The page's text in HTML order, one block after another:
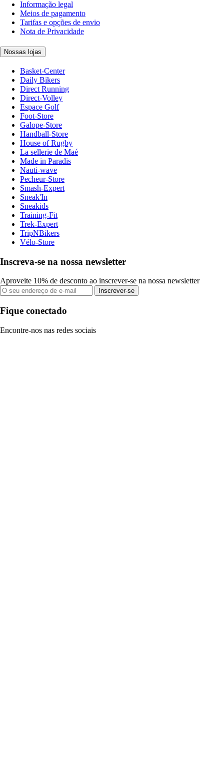
Informação legal
Meios de pagamento
Tarifas e opções de envio
Nota de Privacidade
Nossas lojas
Basket-Center
Daily Bikers
Direct Running
Direct-Volley
Espace Golf
Foot-Store
Galope-Store
Handball-Store
House of Rugby
La sellerie de Maé
Made in Paradis
Nauti-wave
Pecheur-Store
Smash-Expert
Sneak'In
Sneakids
Training-Fit
Trek-Expert
TripNBikers
Vélo-Store
Inscreva-se na nossa newsletter
Aproveite 10% de desconto ao inscrever-se na nossa newsletter
Inscrever-se
Fique conectado
Encontre-nos nas redes sociais